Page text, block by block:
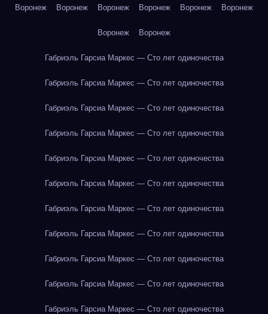
Воронеж Воронеж Воронеж Воронеж Воронеж Воронеж
Воронеж Воронеж
Габриэль Гарсиа Маркес — Сто лет одиночества
Габриэль Гарсиа Маркес — Сто лет одиночества
Габриэль Гарсиа Маркес — Сто лет одиночества
Габриэль Гарсиа Маркес — Сто лет одиночества
Габриэль Гарсиа Маркес — Сто лет одиночества
Габриэль Гарсиа Маркес — Сто лет одиночества
Габриэль Гарсиа Маркес — Сто лет одиночества
Габриэль Гарсиа Маркес — Сто лет одиночества
Габриэль Гарсиа Маркес — Сто лет одиночества
Габриэль Гарсиа Маркес — Сто лет одиночества
Габриэль Гарсиа Маркес — Сто лет одиночества